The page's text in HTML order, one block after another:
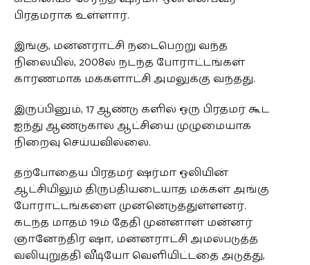
பிரதமராக உள்ளார்.
இங்கு, மன்னராட்சி நடைபெற்று வந்த
நிலையில், 2008ல் நடந்த போராட்டங்கள்
காரணமாக மக்களாட்சி அமலுக்கு வந்தது.
இருப்பினும், 17 ஆண்டு களில் ஒரு பிரதமர் கூட
ஐந்து ஆண்டுகால ஆட்சியை முழுமையாக
நிறைவு செய்யவில்லை.
தற்போதைய பிரதமர் ஷர்மா ஒலியின்
ஆட்சியிலும் திருப்தியடையாத மக்கள் அங்கு
போராட்டங்களை முன்னெடுத்துள்ளனர்.
கடந்த மாதம் 19ம் தேதி முன்னாள் மன்னர்
ஞானேந்திர ஷா, மன்னராட்சி அமல்படுத்த
வலியுறுத்தி வீடியோ வெளியிட்டதை அடுத்து,